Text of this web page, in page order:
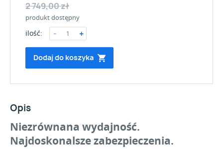
2 749,00 zł
produkt dostępny
ilość:
Dodaj do koszyka
Opis
Niezrównana wydajność.
Najdoskonalsze zabezpieczenia.